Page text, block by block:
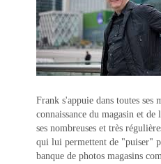
Frank s'appuie dans toutes ses
connaissance du magasin et
ses nombreuses et très
qui lui permettent de "puiser"
banque de photos magasins